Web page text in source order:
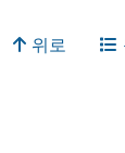
위로